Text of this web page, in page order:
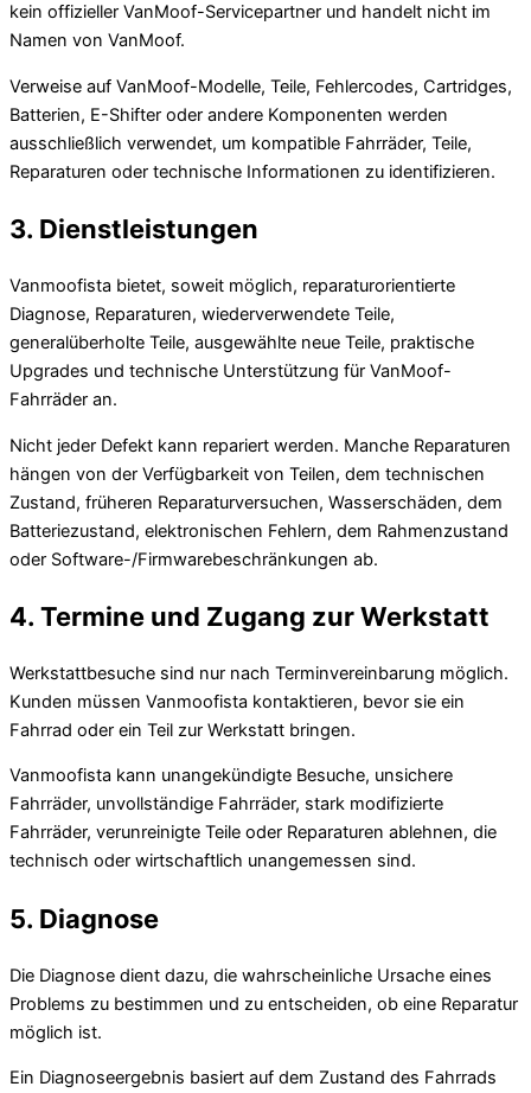
kein offizieller VanMoof-Servicepartner und handelt nicht im
Namen von VanMoof.
Verweise auf VanMoof-Modelle, Teile, Fehlercodes, Cartridges,
Batterien, E-Shifter oder andere Komponenten werden
ausschließlich verwendet, um kompatible Fahrräder, Teile,
Reparaturen oder technische Informationen zu identifizieren.
3. Dienstleistungen
Vanmoofista bietet, soweit möglich, reparaturorientierte
Diagnose, Reparaturen, wiederverwendete Teile,
generalüberholte Teile, ausgewählte neue Teile, praktische
Upgrades und technische Unterstützung für VanMoof-
Fahrräder an.
Nicht jeder Defekt kann repariert werden. Manche Reparaturen
hängen von der Verfügbarkeit von Teilen, dem technischen
Zustand, früheren Reparaturversuchen, Wasserschäden, dem
Batteriezustand, elektronischen Fehlern, dem Rahmenzustand
oder Software-/Firmwarebeschränkungen ab.
4. Termine und Zugang zur Werkstatt
Werkstattbesuche sind nur nach Terminvereinbarung möglich.
Kunden müssen Vanmoofista kontaktieren, bevor sie ein
Fahrrad oder ein Teil zur Werkstatt bringen.
Vanmoofista kann unangekündigte Besuche, unsichere
Fahrräder, unvollständige Fahrräder, stark modifizierte
Fahrräder, verunreinigte Teile oder Reparaturen ablehnen, die
technisch oder wirtschaftlich unangemessen sind.
5. Diagnose
Die Diagnose dient dazu, die wahrscheinliche Ursache eines
Problems zu bestimmen und zu entscheiden, ob eine Reparatur
möglich ist.
Ein Diagnoseergebnis basiert auf dem Zustand des Fahrrads